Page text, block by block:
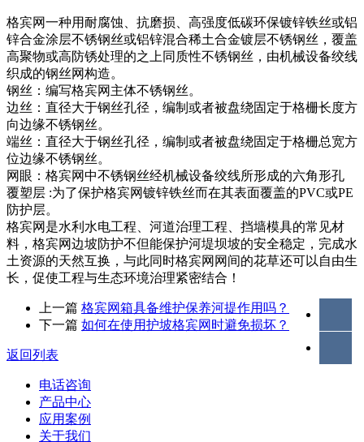
格宾网一种用耐腐蚀、抗磨损、高强度低碳环保镀锌铁丝或铝
锌合金涂层不锈钢丝或铝锌混合稀土合金镀层不锈钢丝，覆盖
高聚物或高防锈处理的之上同质性不锈钢丝，由机械设备绞线
织成的钢丝网构造。
钢丝：编写格宾网主体不锈钢丝。
边丝：直径大于钢丝孔径，编制或者被盘绕固定于格栅长度方
向边缘不锈钢丝。
端丝：直径大于钢丝孔径，编制或者被盘绕固定于格栅总宽方
位边缘不锈钢丝。
网眼：格宾网中不锈钢丝经机械设备绞线所形成的六角形孔
覆塑层 :为了保护格宾网镀锌铁丝而在其表面覆盖的PVC或PE
防护层。
格宾网是水利水电工程、河道治理工程、挡墙模具的常见材
料，格宾网边坡防护不但能保护河堤坝坡的安全稳定，完成水
土资源的天然互换，与此同时格宾网网间的花草还可以自由生
长，促使工程与生态环境治理紧密结合！
上一篇 格宾网箱具备维护保养河提作用吗？
下一篇 如何在使用护坡格宾网时避免损坏？
返回列表
电话咨询
产品中心
应用案例
关于我们